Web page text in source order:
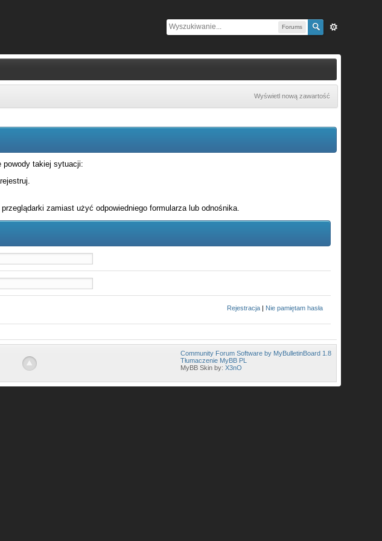
Forums
Wyświetl nową zawartość
powody takiej sytuacji:
zamiast użyć odpowiedniego formularza lub odnośnika.
Rejestracja | Nie pamiętam hasła
Community Forum Software by MyBulletinBoard 1.8
Tłumaczenie MyBB PL
MyBB Skin by:X3nO